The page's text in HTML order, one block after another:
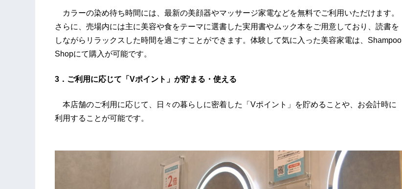
カラーの染め待ち時間には、最新の美顔器やマッサージ家電などを無料でご利用いただけます。
さらに、売場内には主に美容や食をテーマに選書した実用書やムック本をご用意しており、読書を
しながらリラックスした時間を過ごすことができます。体験して気に入った美容家電は、Shampoo
Shopにて購入が可能です。
3．ご利用に応じて「Vポイント」が貯まる・使える
本店舗のご利用に応じて、日々の暮らしに密着した「Vポイント」を貯めることや、お会計時に
利用することが可能です。